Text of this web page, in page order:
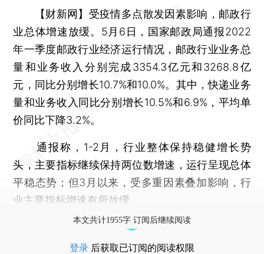
【财新网】 受疫情多点散发因素影响，邮政行
业总体增速放缓。5月6日，国家邮政局通报2022
年一季度邮政行业经济运行情况，邮政行业业务总
量和业务收入分别完成3354.3亿元和3268.8亿
元，同比分别增长10.7%和10.0%。其中，快递业务
量和业务收入同比分别增长10.5%和6.9%，平均单
价同比下降3.2%。
通报称，1-2月，行业整体保持稳健增长势
头，主要指标继续保持两位数增速，运行呈现总体
平稳态势；但3月以来，受多重因素叠加影响，行
业主要指标增速有所放缓。
本文共计1955字 订阅后继续阅读
登录 后获取已订阅的阅读权限